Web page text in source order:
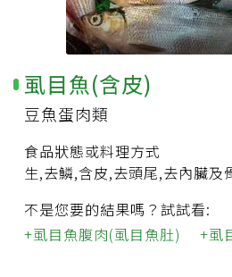
虱目魚(含皮)
豆魚蛋肉類
食品狀態或料理方式
生,去鱗,含皮,去頭尾,去內臟及
不是您要的結果嗎？試試看:
虱目魚腹肉(虱目魚肚)
虱